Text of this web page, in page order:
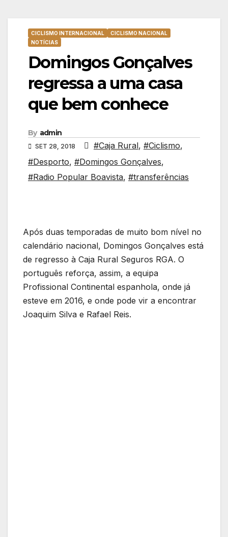
CICLISMO INTERNACIONAL
CICLISMO NACIONAL
NOTÍCIAS
Domingos Gonçalves
regressa a uma casa
que bem conhece
By admin
SET 28, 2018 #Caja Rural, #Ciclismo,
#Desporto, #Domingos Gonçalves,
#Radio Popular Boavista, #transferências
Após duas temporadas de muito bom nível no
calendário nacional, Domingos Gonçalves está
de regresso à Caja Rural Seguros RGA. O
português reforça, assim, a equipa
Profissional Continental espanhola, onde já
esteve em 2016, e onde pode vir a encontrar
Joaquim Silva e Rafael Reis.